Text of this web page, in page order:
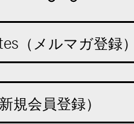
（メルマガ登録）
規会員登録）